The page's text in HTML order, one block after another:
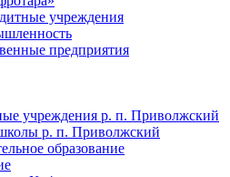
учреждения
предприятия
учреждения р. п. Приволжский
р. п. Приволжский
образование